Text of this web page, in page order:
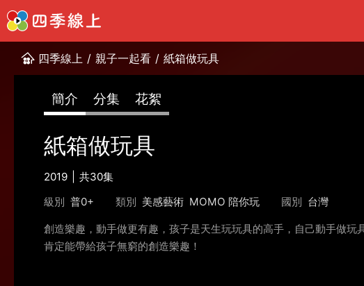
四季線上 / 親子一起看 / 紙箱做玩具
簡介 分集 花絮
紙箱做玩具
2019
共30集
級別 普0+ 類別 美感藝術 MOMO 陪你玩 國別 台灣
創造樂趣，動手做更有趣，孩子是天生玩玩具的高手，自己動手做
肯定能帶給孩子無窮的創造樂趣！